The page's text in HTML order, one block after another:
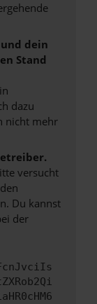
dein
Stand
dazu
nicht mehr
versucht
Du kannst
der